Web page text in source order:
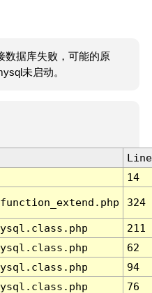
数据库失败，可能的原
未启动。
Line
14
324
211
62
94
76